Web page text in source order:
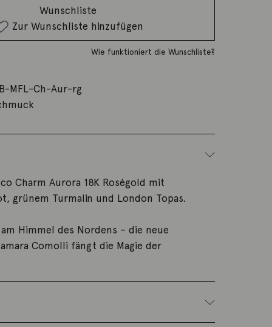
Wunschliste
Zur Wunschliste hinzufügen
Wie funktioniert die Wunschliste?
B-MFL-Ch-Aur-rg
Charm Aurora 18K Roségold mit
grünem Turmalin und London Topas.
Himmel des Nordens – die neue
Comolli fängt die Magie der